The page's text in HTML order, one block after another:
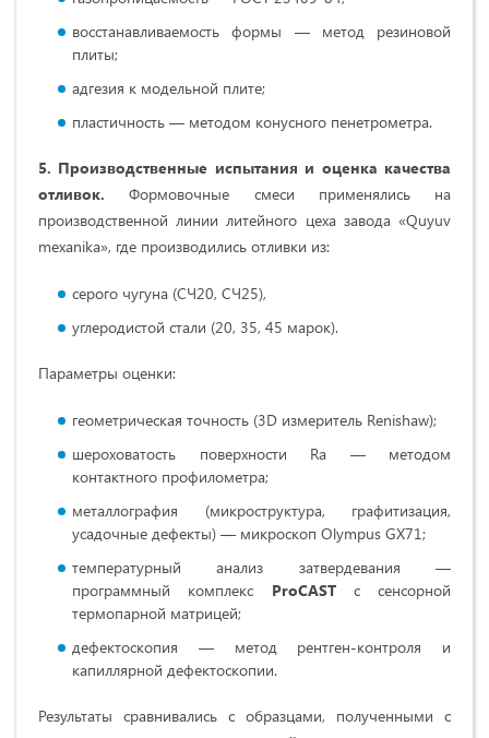
восстанавливаемость формы — метод резиновой
плиты;
адгезия к модельной плите;
пластичность — методом конусного пенетрометра.
5. Производственные испытания и оценка качества
отливок.Формовочные смеси применялись на
производственной линии литейного цеха завода «Quyuv
mexanika», где производились отливки из:
серого чугуна (СЧ20, СЧ25),
углеродистой стали (20, 35, 45 марок).
Параметры оценки:
геометрическая точность (3D измеритель Renishaw);
шероховатость поверхности Ra — методом
контактного профилометра;
металлография (микроструктура, графитизация,
усадочные дефекты) — микроскоп Olympus GX71;
температурный анализ затвердевания —
программный комплекс ProCASTс сенсорной
термопарной матрицей;
дефектоскопия — метод рентген-контроля и
капиллярной дефектоскопии.
Результаты сравнивались с образцами, полученными с